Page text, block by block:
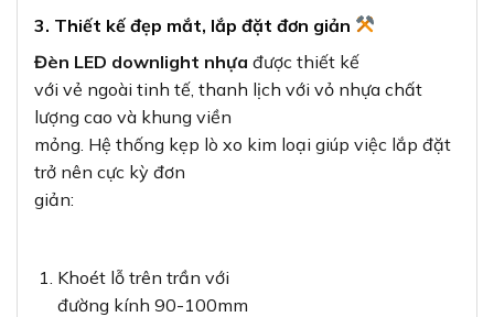
3. Thiết kế đẹp mắt, lắp đặt đơn giản
Đèn LED downlight nhựa được thiết kế
với vẻ ngoài tinh tế, thanh lịch với vỏ nhựa chất
lượng cao và khung viền
mỏng. Hệ thống kẹp lò xo kim loại giúp việc lắp đặt
trở nên cực kỳ đơn
giản:
Khoét lỗ trên trần với
đường kính 90-100mm